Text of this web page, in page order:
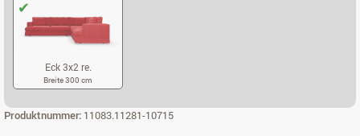
Eck 3x2 re.
Breite 300 cm
Produktnummer: 11083.11281-10715